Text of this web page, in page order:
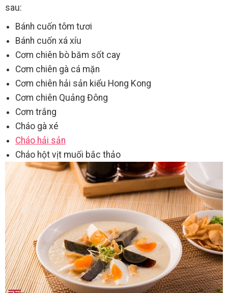
sau:
Bánh cuốn tôm tươi
Bánh cuốn xá xíu
Cơm chiên bò băm sốt cay
Cơm chiên gà cá mặn
Cơm chiên hải sản kiểu Hong Kong
Cơm chiên Quảng Đông
Cơm trắng
Cháo gà xé
Cháo hải sản
Cháo hột vịt muối bắc thảo